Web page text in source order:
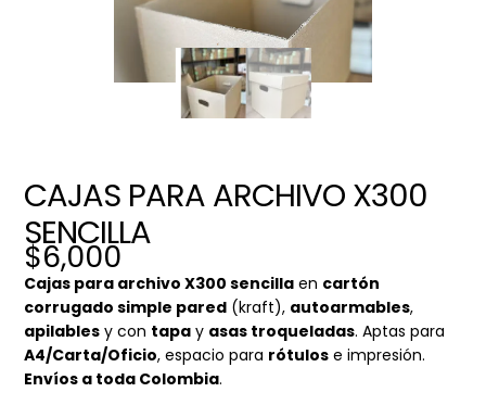
CAJAS PARA ARCHIVO X300
SENCILLA
$6,000
Cajas para archivo X300 sencilla en cartón
corrugado simple pared (kraft), autoarmables,
apilables y con tapa y asas troqueladas. Aptas para
A4/Carta/Oficio, espacio para rótulos e impresión.
Envíos a toda Colombia.